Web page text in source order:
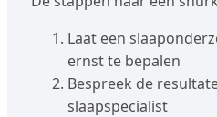
Laat een
ernst te bepalen
Bespreek de
slaapspecialist